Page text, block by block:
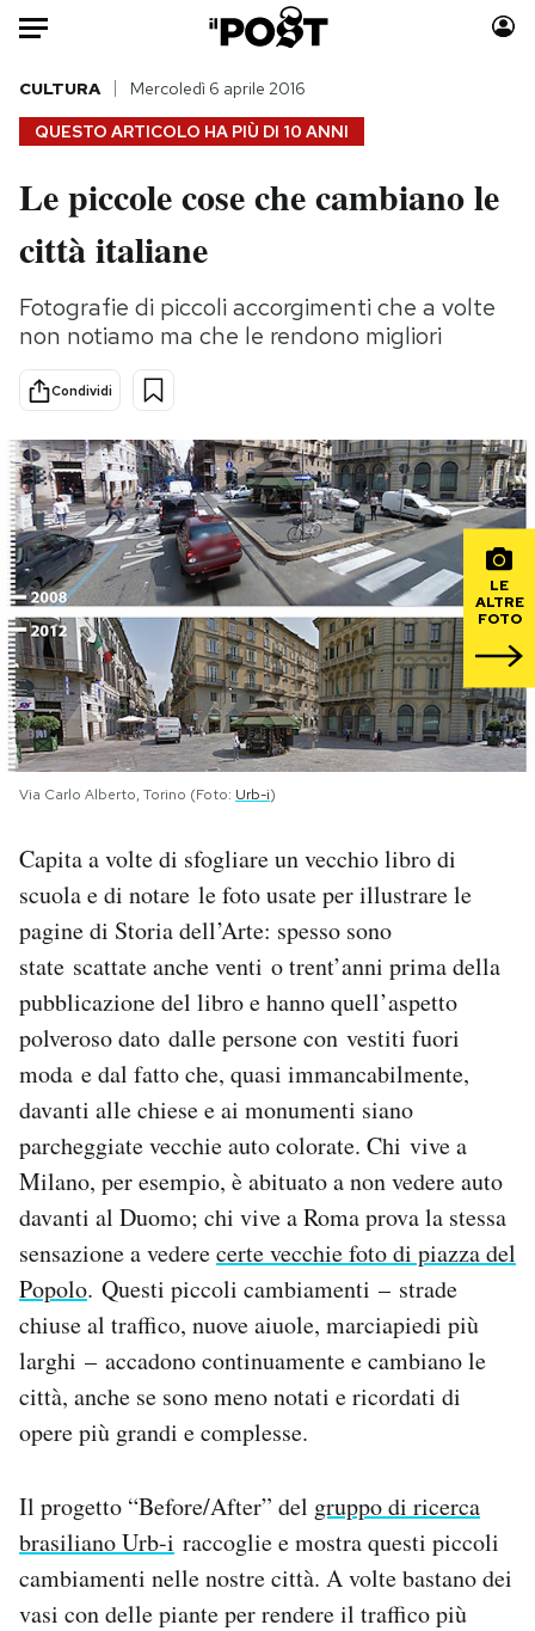
Auto
HOME
Italia
Politica
Tecnologia
Internet
Scienza
Cultura
Economia
Sport
Moda
Storie/Idee
Ok Boomer!
Altrecose
Mondiali calcio 2026
PODCAST
NEWSLETTER
I MIEI PREFERITI
CALENDARIO
AREA PERSONALE
Area Personale
Notifiche mobile
Regala il Post
Hai bisogno di aiuto?
Esci
QUESTO ARTICOLO HA PIÙ DI 10 ANNI
CULTURA Mercoledì 6 aprile 2016
Le piccole cose che cambiano le
città italiane
Fotografie di piccoli accorgimenti che a volte
non notiamo ma che le rendono migliori
Condividi
LE
ALTRE
FOTO
Via Carlo Alberto, Torino (Foto: Urb-i)
Capita a volte di sfogliare un vecchio libro di
scuola e di notare le foto usate per illustrare le
pagine di Storia dell’Arte: spesso sono
state scattate anche venti o trent’anni prima della
pubblicazione del libro e hanno quell’aspetto
polveroso dato dalle persone con vestiti fuori
moda e dal fatto che, quasi immancabilmente,
davanti alle chiese e ai monumenti siano
parcheggiate vecchie auto colorate. Chi vive a
Milano, per esempio, è abituato a non vedere auto
davanti al Duomo; chi vive a Roma prova la stessa
sensazione a vederecerte vecchie foto di piazza del
Popolo. Questi piccoli cambiamenti – strade
chiuse al traffico, nuove aiuole, marciapiedi più
larghi – accadono continuamente e cambiano le
città, anche se sono meno notati e ricordati di
opere più grandi e complesse.
Il progetto “Before/After” del gruppo di ricerca
brasiliano Urb-i raccoglie e mostra questi piccoli
cambiamenti nelle nostre città. A volte bastano dei
vasi con delle piante per rendere il traffico più